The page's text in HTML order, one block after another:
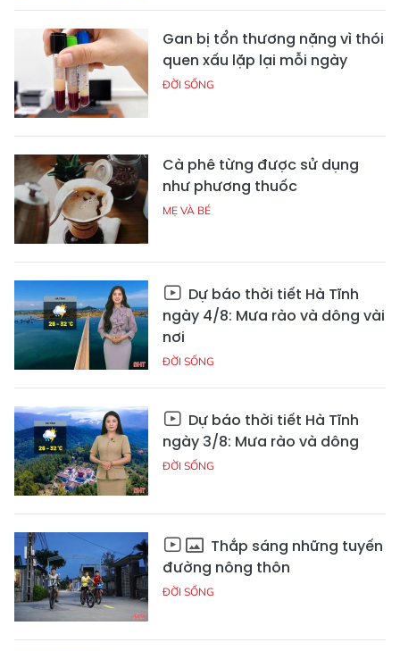
Gan bị tổn thương nặng vì thói
quen xấu lặp lại mỗi ngày
ĐỜI SỐNG
Cà phê từng được sử dụng
như phương thuốc
MẸ VÀ BÉ
Dự báo thời tiết Hà Tĩnh
ngày 4/8: Mưa rào và dông vài
nơi
ĐỜI SỐNG
Dự báo thời tiết Hà Tĩnh
ngày 3/8: Mưa rào và dông
ĐỜI SỐNG
Thắp sáng những tuyến
đường nông thôn
ĐỜI SỐNG